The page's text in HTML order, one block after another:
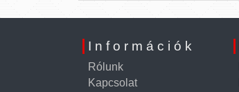
Információk
Rólunk
Kapcsolat